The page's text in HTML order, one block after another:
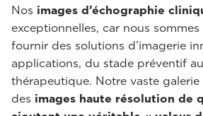
Nos images d’échographie
exceptionnelles, car nous
fournir des solutions d’imagerie
applications, du stade préventif
thérapeutique. Notre vaste
des images haute résolution de